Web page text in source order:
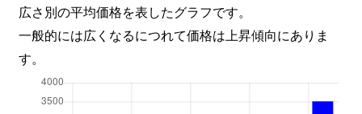
広さ別の平均価格を表したグラフです。
一般的には広くなるにつれて価格は上昇傾向にありま
す。